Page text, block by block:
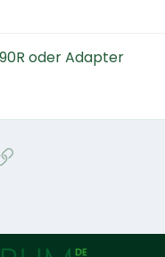
oder Adapter